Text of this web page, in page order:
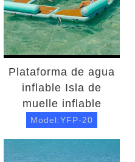
Plataforma de agua
inflable Isla de
muelle inflable
Model:YFP-20